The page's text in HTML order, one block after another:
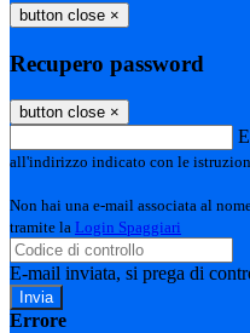
button close ×
Recupero password
button close ×
all'indirizzo indicato con le
Non hai una e-mail associata al
tramite la Login Spaggiari
E-mail inviata, si prega di
Errore